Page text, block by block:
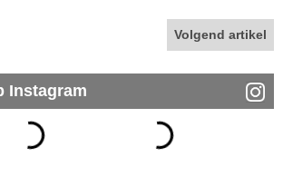
Volgend artikel
Instagram